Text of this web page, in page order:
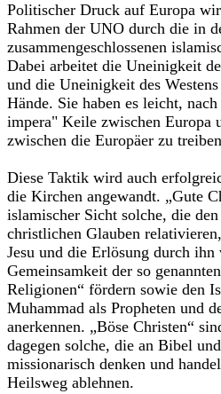
Politischer Druck auf Europa
Rahmen der UNO durch die in
zusammengeschlossenen
Dabei arbeitet die Uneinigkeit
und die Uneinigkeit des
Hände. Sie haben es leicht,
impera" Keile zwischen Europa
zwischen die Europäer zu
Diese Taktik wird auch
die Kirchen angewandt. „Gute
islamischer Sicht solche, die
christlichen Glauben
Jesu und die Erlösung durch
Gemeinsamkeit der so
Religionen“ fördern sowie den
Muhammad als Propheten und
anerkennen. „Böse Christen“
dagegen solche, die an Bibel
missionarisch denken und
Heilsweg ablehnen.